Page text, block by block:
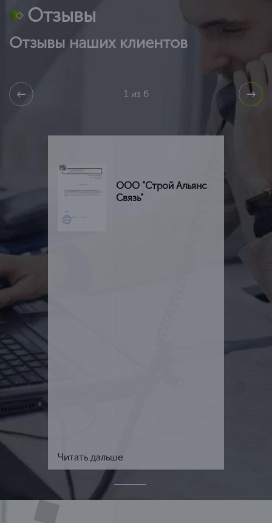
Отзывы
Отзывы наших клиентов
1 из 6
ООО "Строй Альянс
Связь"
Читать дальше